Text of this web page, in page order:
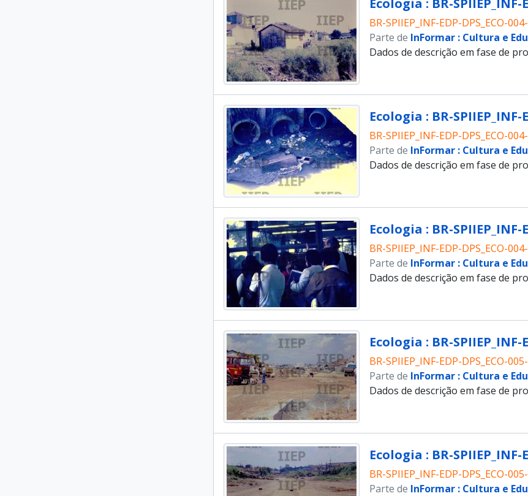
Ecologia : BR-
BR-SPIIEP_INF-EDP-DPS_ECO-
Parte de InFormar : Cultura e
Dados de descrição em fase de
Ecologia : BR-
BR-SPIIEP_INF-EDP-DPS_ECO-
Parte de InFormar : Cultura e
Dados de descrição em fase de
Ecologia : BR-
BR-SPIIEP_INF-EDP-DPS_ECO-
Parte de InFormar : Cultura e
Dados de descrição em fase de
Ecologia : BR-
BR-SPIIEP_INF-EDP-DPS_ECO-
Parte de InFormar : Cultura e
Dados de descrição em fase de
Ecologia : BR-
BR-SPIIEP_INF-EDP-DPS_ECO-
Parte de InFormar : Cultura e